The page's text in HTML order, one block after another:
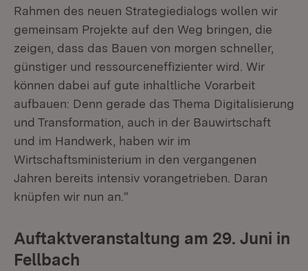
Rahmen des neuen Strategiedialogs wollen wir
gemeinsam Projekte auf den Weg bringen, die
zeigen, dass das Bauen von morgen schneller,
günstiger und ressourceneffizienter wird. Wir
können dabei auf gute inhaltliche Vorarbeit
aufbauen: Denn gerade das Thema Digitalisierung
und Transformation, auch in der Bauwirtschaft
und im Handwerk, haben wir im
Wirtschaftsministerium in den vergangenen
Jahren bereits intensiv vorangetrieben. Daran
knüpfen wir nun an.“
Auftaktveranstaltung am 29. Juni in
Fellbach